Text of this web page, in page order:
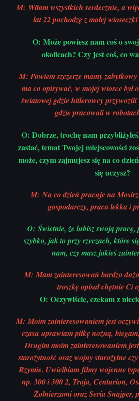
M: Witam wszystkich serdecznie, a
lat 22 pochodzę z małej
O: Może powiesz nam coś o
okolicach? Czy jest coś, co
M: Powiem szczerze mamy
ma co opisywać, w mojej wiosce był
światowej gdzie hitlerowcy
gdzie pracowali w
O: Dobrze, trochę nam
zastać, temat Twojej miejscowości
może, czym zajmujesz się na co
się uczysz?
M: Na co dzień pracuje na
gospodarczy, praca lekka i
O: Świetnie, że lubisz swoją pracę,
szybko, jak to przy rzeczach, które
nam, czy masz jakieś
M: Mam zainteresowań bardzo
troszkę opisał chętnie Ci
O: Oczywiście, czekam z
M: Moim zainteresowaniem jest
czasu uprawiam piłkę nożną,
Drugim moim zainteresowaniem
starożytność oraz wojny starożytne
Rzymie. Uwielbiam filmy wojenne
np. 300 i 300 2, Troja, Centurion,
Żołnierzami oraz Seria Snajper,